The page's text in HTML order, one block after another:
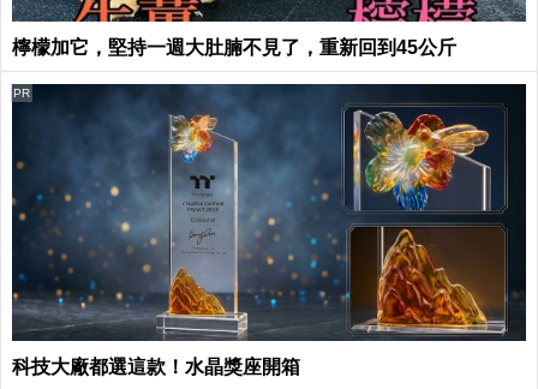
檸檬加它，堅持一週大肚腩不見了，重新回到45公斤
科技大廠都選這款！水晶獎座開箱
PR